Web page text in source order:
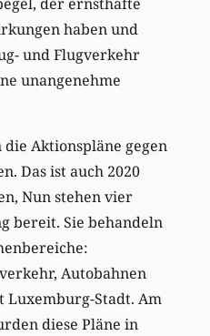
haben und
und Flugverkehr
unangenehme
Aktionspläne gegen
Das ist auch 2020
Nun stehen vier
bereit. Sie behandeln
Autobahnen
Luxemburg-Stadt. Am
diese Pläne in